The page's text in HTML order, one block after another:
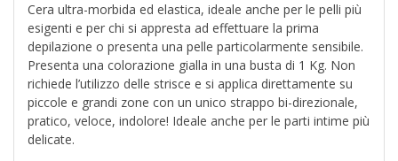
Cera ultra-morbida ed elastica, ideale anche per le pelli più
esigenti e per chi si appresta ad effettuare la prima
depilazione o presenta una pelle particolarmente sensibile.
Presenta una colorazione gialla in una busta di 1 Kg. Non
richiede l’utilizzo delle strisce e si applica direttamente su
piccole e grandi zone con un unico strappo bi-direzionale,
pratico, veloce, indolore! Ideale anche per le parti intime più
delicate.